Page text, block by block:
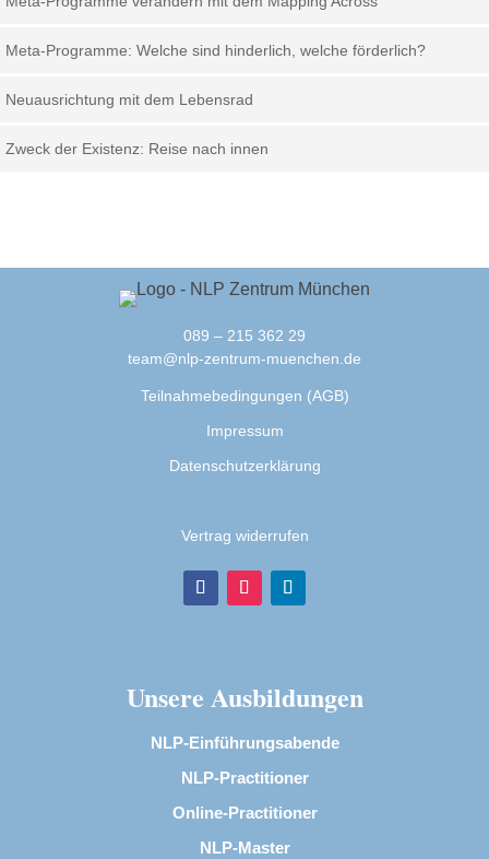
Meta-Programme: Welche sind hinderlich, welche förderlich?
Neuausrichtung mit dem Lebensrad
Zweck der Existenz: Reise nach innen
089 – 215 362 29
team@nlp-zentrum-muenchen.de
Teilnahmebedingungen (AGB)
Impressum
Datenschutzerklärung
Vertrag widerrufen
Unsere Ausbildungen
NLP-Einführungsabende
NLP-Practitioner
Online-Practitioner
NLP-Master